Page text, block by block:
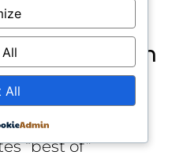
Amplification
pour intégrer
“best of”
All